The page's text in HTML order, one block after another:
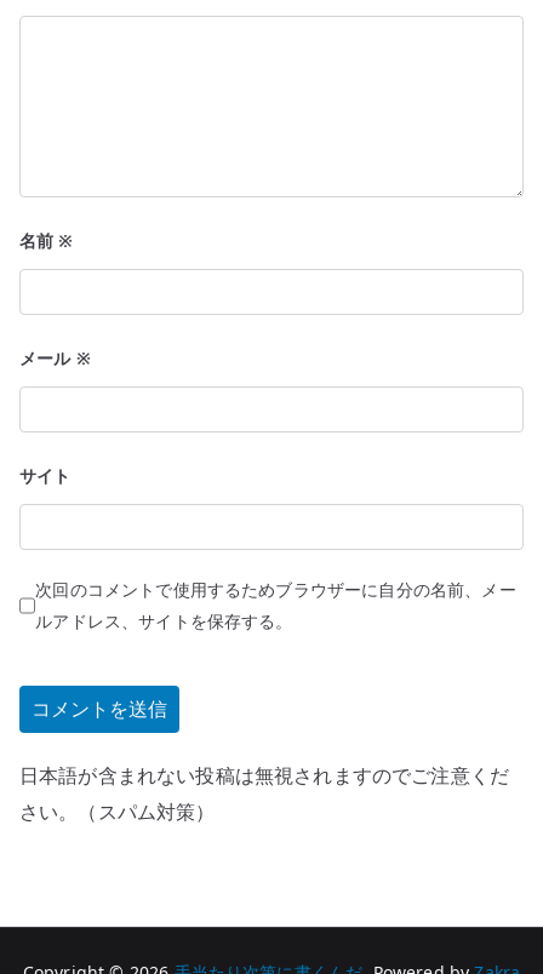
名前※
メール ※
サイト
次回のコメントで使用するためブラウザーに自分の名前、メー
ルアドレス、サイトを保存する。
日本語が含まれない投稿は無視されますのでご注意くだ
さい。（スパム対策）